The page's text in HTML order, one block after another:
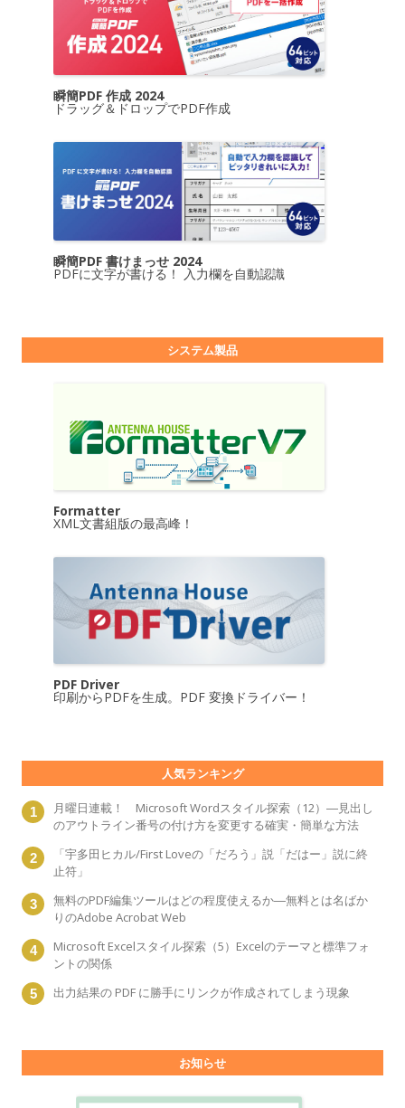
瞬簡PDF 作成 2024
ドラッグ＆ドロップでPDF作成
瞬簡PDF 書けまっせ 2024
PDFに文字が書ける！ 入力欄を自動認識
システム製品
Formatter
XML文書組版の最高峰！
PDF Driver
印刷からPDFを生成。PDF 変換ドライバー！
人気ランキング
月曜日連載！ Microsoft Wordスタイル探索（12）―見出し
のアウトライン番号の付け方を変更する確実・簡単な方法
「宇多田ヒカル/First Loveの「だろう」説「だはー」説に終
止符」
無料のPDF編集ツールはどの程度使えるか―無料とは名ばか
りのAdobe Acrobat Web
Microsoft Excelスタイル探索（5）Excelのテーマと標準フォ
ントの関係
出力結果の PDF に勝手にリンクが作成されてしまう現象
お知らせ